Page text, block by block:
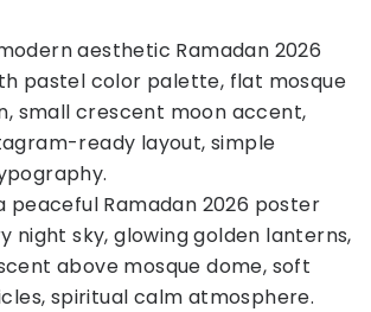
aesthetic Ramadan 2026
pastel color palette, flat mosque
small crescent moon accent,
ready layout, simple
peaceful Ramadan 2026 poster
night sky, glowing golden lanterns,
above mosque dome, soft
spiritual calm atmosphere.